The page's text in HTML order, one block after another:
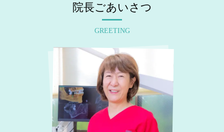
院長ごあいさつ
GREETING